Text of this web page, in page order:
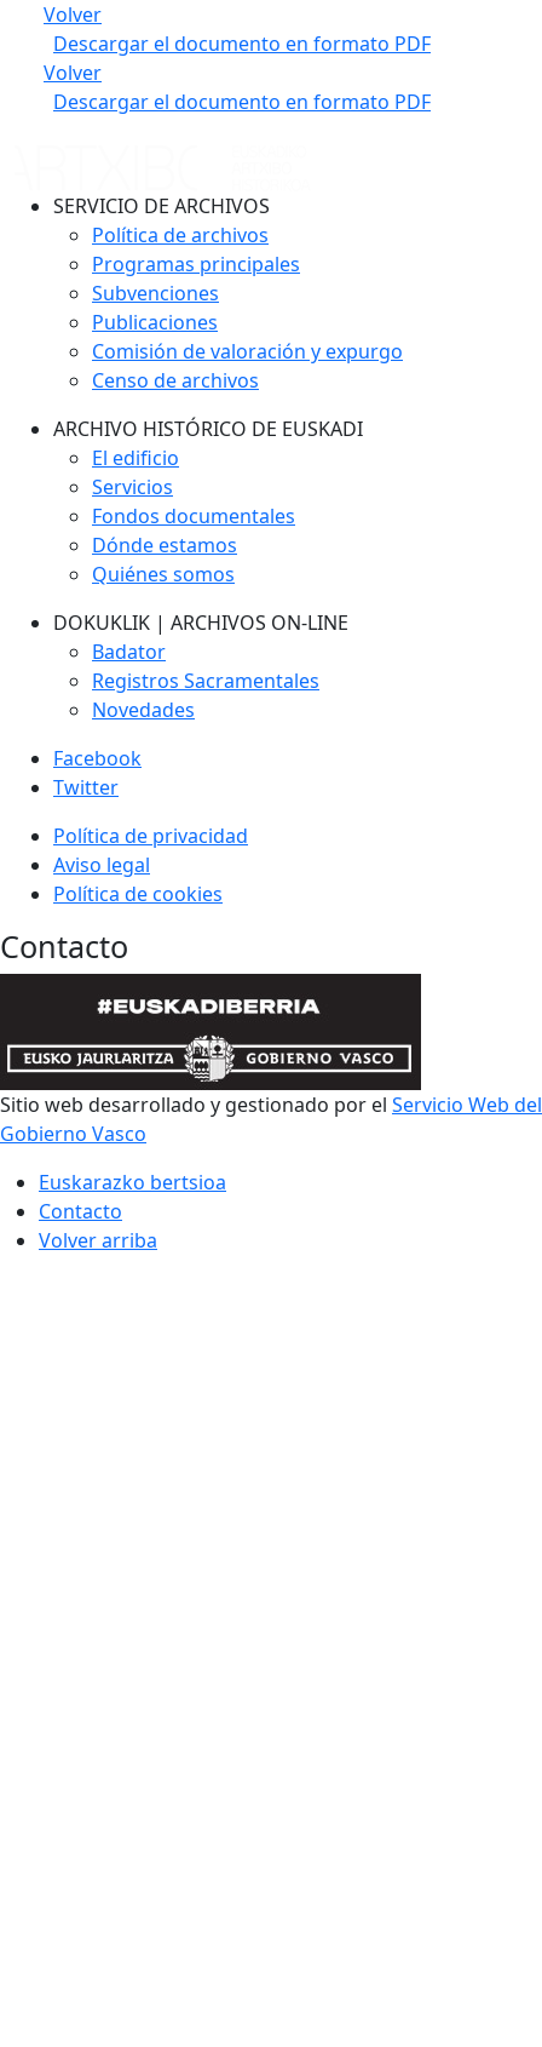
Volver
Descargar el documento en formato PDF
Volver
Descargar el documento en formato PDF
SERVICIO DE ARCHIVOS
Política de archivos
Programas principales
Subvenciones
Publicaciones
Comisión de valoración y expurgo
Censo de archivos
ARCHIVO HISTÓRICO DE EUSKADI
El edificio
Servicios
Fondos documentales
Dónde estamos
Quiénes somos
DOKUKLIK | ARCHIVOS ON-LINE
Badator
Registros Sacramentales
Novedades
Facebook
Twitter
Política de privacidad
Aviso legal
Política de cookies
Contacto
Sitio web desarrollado y gestionado por el Servicio Web del
Gobierno Vasco
Euskarazko bertsioa
Contacto
Volver arriba